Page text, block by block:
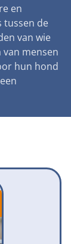
Loop
aan
Hond
honden
en
tussen de
van wie
mensen
hun hond